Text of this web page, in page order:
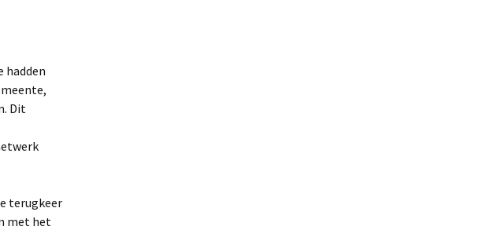
hadden
Dit
terugkeer
met het